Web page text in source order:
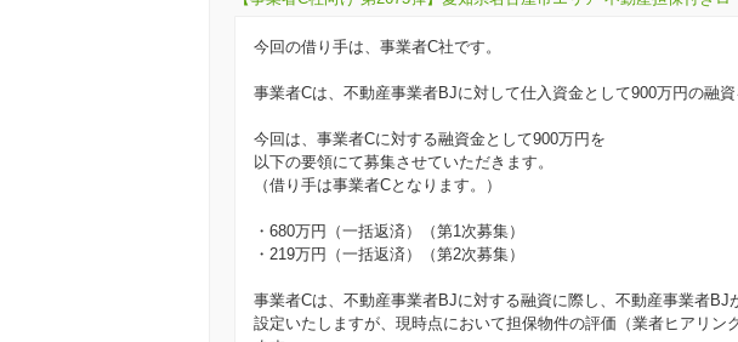
今回の借り手は、事業者C社です。
事業者Cは、不動産事業者BJに対して仕入資金として900万円の融資
今回は、事業者Cに対する融資金として900万円を
以下の要領にて募集させていただきます。
（借り手は事業者Cとなります。）
・680万円（一括返済）（第1次募集）
・219万円（一括返済）（第2次募集）
事業者Cは、不動産事業者BJに対する融資に際し、不動産事業者BJ
設定いたしますが、現時点において担保物件の評価（業者ヒアリン